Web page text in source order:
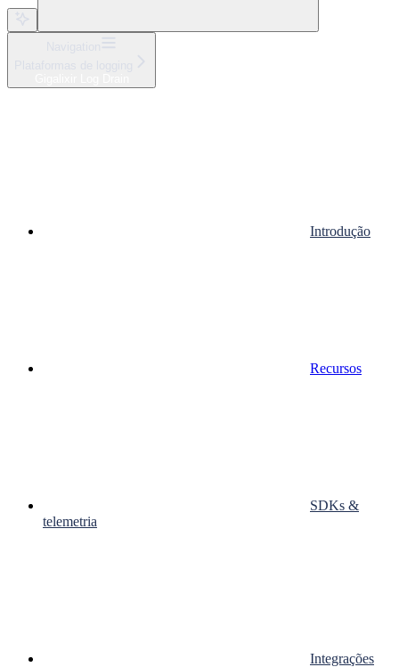
Introdução
Recursos
SDKs &
telemetria
Integrações